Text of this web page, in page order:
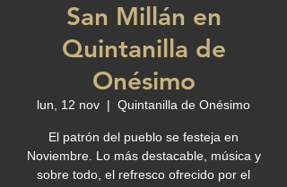
San Millán en
Quintanilla de
Onésimo
lun, 12 nov
  |
Quintanilla de Onésimo
El patrón del pueblo se festeja en
Noviembre. Lo más destacable, música y
sobre todo, el refresco ofrecido por el